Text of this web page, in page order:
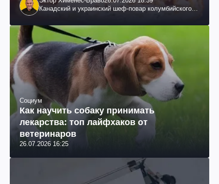
Канадский и украинский шеф-повар колумбийского
Социум
Как научить собаку принимать
лекарства: топ лайфхаков от
ветеринаров
26.07.2026 16:25